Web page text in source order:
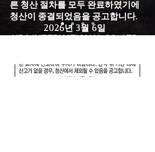
른 청산 절차를 모두 완료하였기에
청산이 종결되었음을 공고합니다.
2026년 3월 6일
AIDA INTERNATIONAL CO., LTD.